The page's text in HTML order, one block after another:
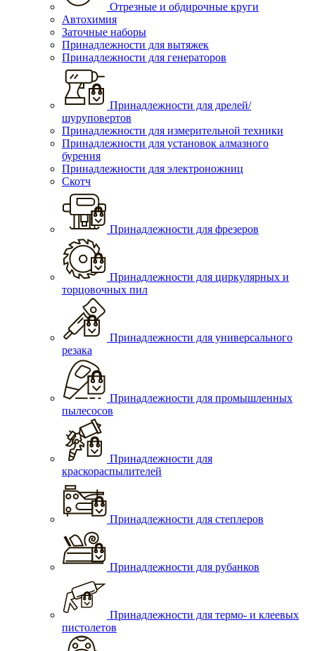
Отрезные и обдирочные круги
Автохимия
Заточные наборы
Принадлежности для вытяжек
Принадлежности для генераторов
Принадлежности для дрелей/
шуруповертов
Принадлежности для измерительной техники
Принадлежности для установок алмазного
бурения
Принадлежности для электроножниц
Скотч
Принадлежности для фрезеров
Принадлежности для циркулярных и
торцовочных пил
Принадлежности для универсального
резака
Принадлежности для промышленных
пылесосов
Принадлежности для
краскораспылителей
Принадлежности для степлеров
Принадлежности для рубанков
Принадлежности для термо- и клеевых
пистолетов